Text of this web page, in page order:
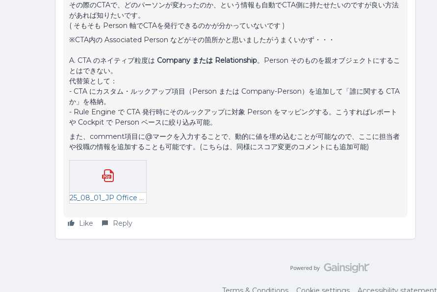
その際のCTAで、どのパーソンが変わったのか、という情報も自動でCTA側に持たせたいのですが良い方法
があれば知りたいです。
( そもそも Person 軸でCTAを発行できるのかが分かっていないです )
※CTA内の Associated Person などがその箇所かと思いましたがうまくいかず・・・
A. CTA のネイティブ粒度は Company または Relationship。Person そのものを親オブジェクトにするこ
とはできない。
代替策として：
- CTA にカスタム・ルックアップ項目（Person または Company-Person）を追加して「誰に関する CTA
か」を格納。
- Rule Engine で CTA 発行時にそのルックアップに対象 Person をマッピングする。こうすればレポート
や Cockpit で Person ベースに絞り込み可能。
また、comment項目に@マークを入力することで、動的に値を埋め込むことが可能なので、ここに担当者
や役職の情報を追加することも可能です。(こちらは、同様にスコア変更のコメントにも追加可能)
25_08_01_JP Office Hour Template.pdf
Like Reply